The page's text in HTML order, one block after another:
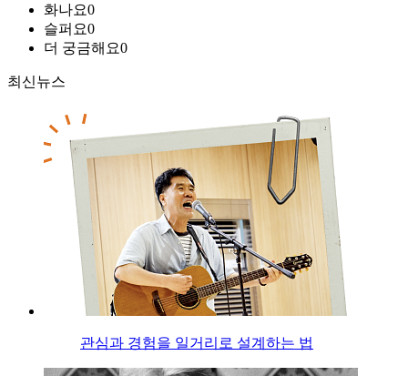
화나요0
슬퍼요0
더 궁금해요0
최신뉴스
관심과 경험을 일거리로 설계하는 법